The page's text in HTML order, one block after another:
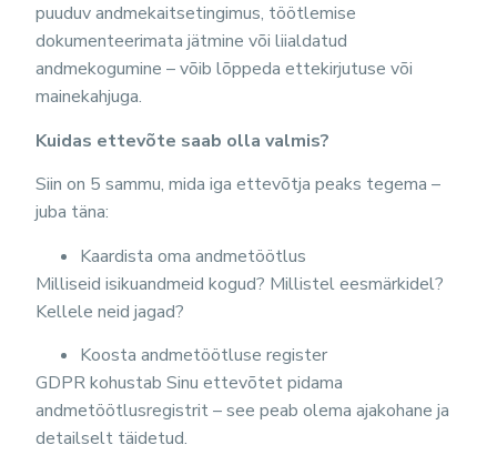
puuduv andmekaitsetingimus, töötlemise
dokumenteerimata jätmine või liialdatud
andmekogumine – võib lõppeda ettekirjutuse või
mainekahjuga.
Kuidas ettevõte saab olla valmis?
Siin on 5 sammu, mida iga ettevõtja peaks tegema –
juba täna:
Kaardista oma andmetöötlus
Milliseid isikuandmeid kogud? Millistel eesmärkidel?
Kellele neid jagad?
Koosta andmetöötluse register
GDPR kohustab Sinu ettevõtet pidama
andmetöötlusregistrit – see peab olema ajakohane ja
detailselt täidetud.